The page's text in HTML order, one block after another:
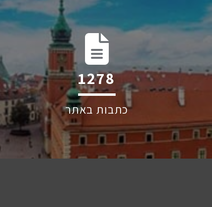
1939
כתבות באתר